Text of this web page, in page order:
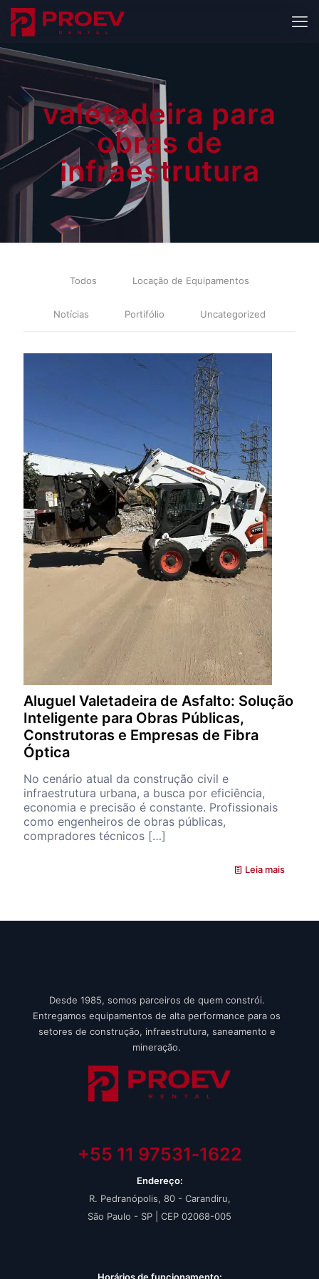
valetadeira para
obras de
infraestrutura
Todos Locação de Equipamentos
Notícias Portifólio Uncategorized
Aluguel Valetadeira de Asfalto: Solução
Inteligente para Obras Públicas,
Construtoras e Empresas de Fibra
Óptica
No cenário atual da construção civil e
infraestrutura urbana, a busca por eficiência,
economia e precisão é constante. Profissionais
como engenheiros de obras públicas,
compradores técnicos […]
Leia mais
Desde 1985, somos parceiros de quem constrói.
Entregamos equipamentos de alta performance para os
setores de construção, infraestrutura, saneamento e
mineração.
+55 11 97531‑1622‬
Endereço:
R. Pedranópolis, 80 - Carandiru,
São Paulo - SP | CEP 02068-005